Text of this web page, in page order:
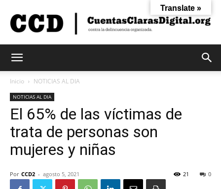
Claras
Digital
Inicio NOTICIAS AL DIA
NOTICIAS AL DIA
El 65% de las víctimas de
trata de personas son
mujeres y niñas
Por CCD2 - agosto 5, 2021 0
21
Translate »